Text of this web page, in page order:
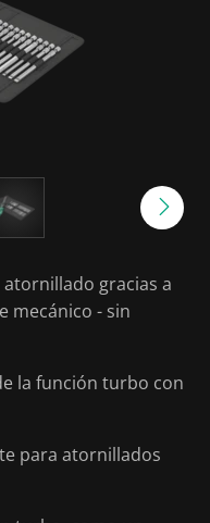
gracias a
mecánico - sin
la función turbo con
para atornillados